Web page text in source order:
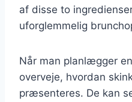
af disse to
uforglemmelig
Når man planlægger
overveje, hvordan
præsenteres. De kan